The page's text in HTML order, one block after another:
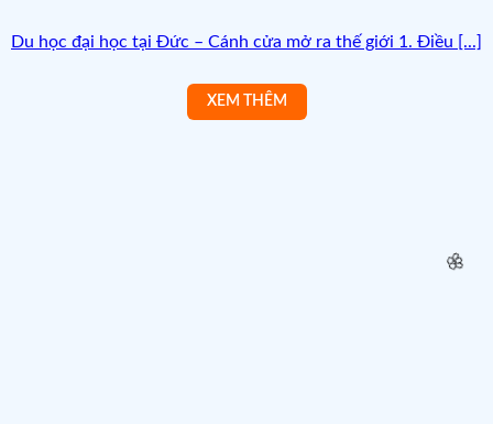
Du học đại học tại Đức – Cánh cửa mở ra thế giới 1. Điều [...]